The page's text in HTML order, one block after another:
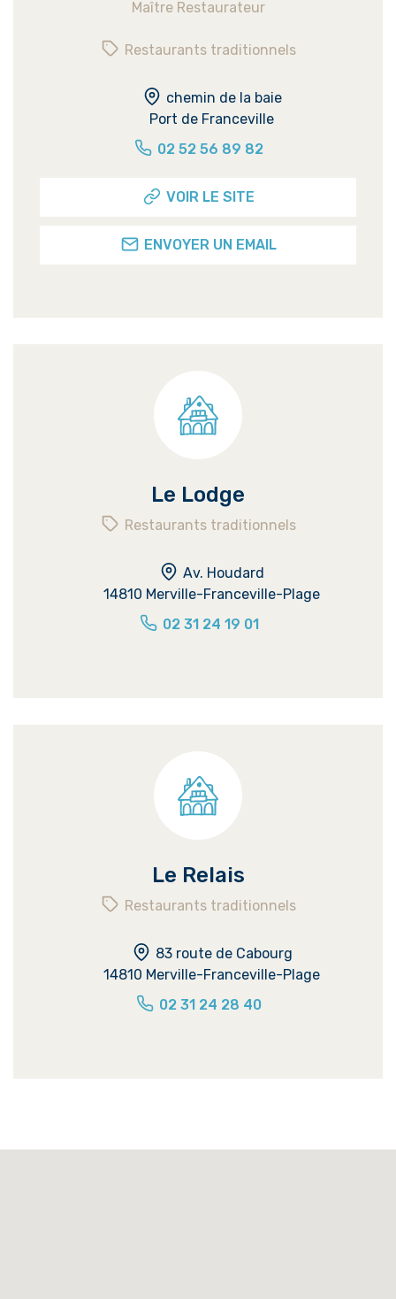
Maître Restaurateur
Restaurants traditionnels
chemin de la baie
Port de Franceville
02 52 56 89 82
VOIR LE SITE
ENVOYER UN EMAIL
Le Lodge
Restaurants traditionnels
Av. Houdard
14810 Merville-Franceville-Plage
02 31 24 19 01
Le Relais
Restaurants traditionnels
83 route de Cabourg
14810 Merville-Franceville-Plage
02 31 24 28 40